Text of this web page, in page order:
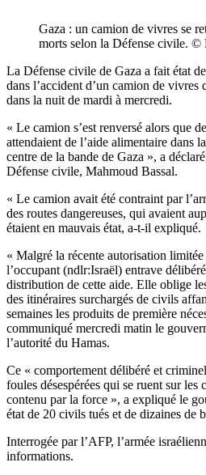
Gaza : un camion de vivres se
morts selon la Défense civile. ©
La Défense civile de Gaza a fait état
dans l’accident d’un camion de vivres
dans la nuit de mardi à mercredi.
« Le camion s’est renversé alors que
attendaient de l’aide alimentaire dans
centre de la bande de Gaza », a
Défense civile, Mahmoud Bassal.
« Le camion avait été contraint par
des routes dangereuses, qui avaient
étaient en mauvais état, a-t-il expliqué.
« Malgré la récente autorisation
l’occupant (ndlr:Israël) entrave
distribution de cette aide. Elle oblige
des itinéraires surchargés de civils
semaines les produits de première
communiqué mercredi matin le
l’autorité du Hamas.
Ce « comportement délibéré et
foules désespérées qui se ruent sur les
contenu par la force », a expliqué le
état de 20 civils tués et de dizaines de
Interrogée par l’AFP, l’armée
informations.